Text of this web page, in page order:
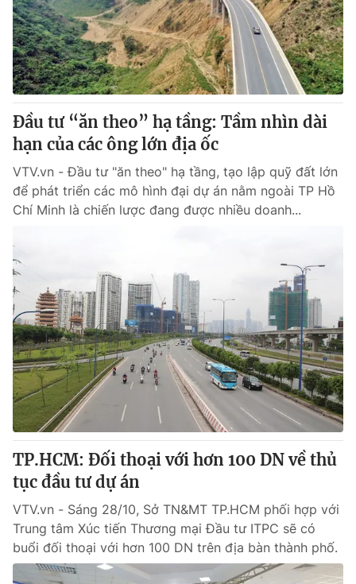
® Cấm sao chép dưới mọi hình thức nếu không có sự chấp
thông tin từ website này.
Đầu tư “ăn theo” hạ tầng: Tầm nhìn dài
hạn của các ông lớn địa ốc
VTV.vn - Đầu tư "ăn theo" hạ tầng, tạo lập quỹ đất lớn
để phát triển các mô hình đại dự án nằm ngoài TP Hồ
Chí Minh là chiến lược đang được nhiều doanh...
TP.HCM: Đối thoại với hơn 100 DN về thủ
tục đầu tư dự án
VTV.vn - Sáng 28/10, Sở TN&MT TP.HCM phối hợp với
Trung tâm Xúc tiến Thương mại Đầu tư ITPC sẽ có
buổi đối thoại với hơn 100 DN trên địa bàn thành phố.